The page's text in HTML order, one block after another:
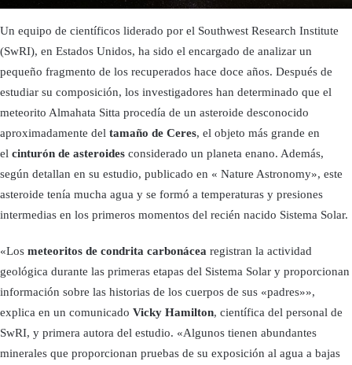
Un equipo de científicos liderado por el Southwest Research Institute
(SwRI), en Estados Unidos, ha sido el encargado de analizar un
pequeño fragmento de los recuperados hace doce años. Después de
estudiar su composición, los investigadores han determinado que el
meteorito Almahata Sitta procedía de un asteroide desconocido
aproximadamente del tamaño de Ceres, el objeto más grande en
el cinturón de asteroides considerado un planeta enano. Además,
según detallan en su estudio, publicado en « Nature Astronomy», este
asteroide tenía mucha agua y se formó a temperaturas y presiones
intermedias en los primeros momentos del recién nacido Sistema Solar.
«Los meteoritos de condrita carbonácea registran la actividad
geológica durante las primeras etapas del Sistema Solar y proporcionan
información sobre las historias de los cuerpos de sus «padres»»,
explica en un comunicado Vicky Hamilton, científica del personal de
SwRI, y primera autora del estudio. «Algunos tienen abundantes
minerales que proporcionan pruebas de su exposición al agua a bajas